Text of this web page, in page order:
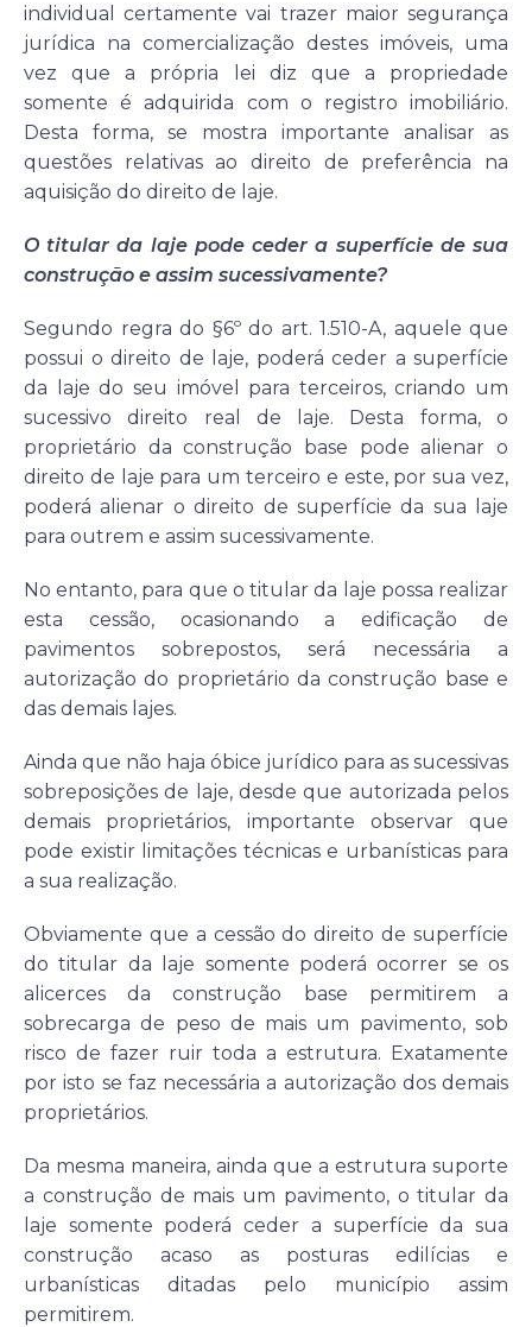
individual certamente vai trazer maior segurança
jurídica na comercialização destes imóveis, uma
vez que a própria lei diz que a propriedade
somente é adquirida com o registro imobiliário.
Desta forma, se mostra importante analisar as
questões relativas ao direito de preferência na
aquisição do direito de laje.
O titular da laje pode ceder a superfície de sua
construção e assim sucessivamente?
Segundo regra do §6º do art. 1.510-A, aquele que
possui o direito de laje, poderá ceder a superfície
da laje do seu imóvel para terceiros, criando um
sucessivo direito real de laje. Desta forma, o
proprietário da construção base pode alienar o
direito de laje para um terceiro e este, por sua vez,
poderá alienar o direito de superfície da sua laje
para outrem e assim sucessivamente.
No entanto, para que o titular da laje possa realizar
esta cessão, ocasionando a edificação de
pavimentos sobrepostos, será necessária a
autorização do proprietário da construção base e
das demais lajes.
Ainda que não haja óbice jurídico para as sucessivas
sobreposições de laje, desde que autorizada pelos
demais proprietários, importante observar que
pode existir limitações técnicas e urbanísticas para
a sua realização.
Obviamente que a cessão do direito de superfície
do titular da laje somente poderá ocorrer se os
alicerces da construção base permitirem a
sobrecarga de peso de mais um pavimento, sob
risco de fazer ruir toda a estrutura. Exatamente
por isto se faz necessária a autorização dos demais
proprietários.
Da mesma maneira, ainda que a estrutura suporte
a construção de mais um pavimento, o titular da
laje somente poderá ceder a superfície da sua
construção acaso as posturas edilícias e
urbanísticas ditadas pelo município assim
permitirem.